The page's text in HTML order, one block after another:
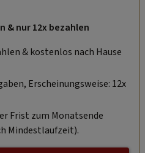
& nur 12x bezahlen
& kostenlos nach Hause
Erscheinungsweise: 12x
Frist zum Monatsende
Mindestlaufzeit).